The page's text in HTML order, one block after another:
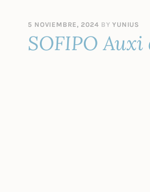
5 NOVIEMBRE, 2024 BYYUNIUS
SOFIPO